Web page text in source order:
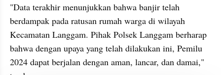
"Data terakhir menunjukkan bahwa banjir telah
berdampak pada ratusan rumah warga di wilayah
Kecamatan Langgam. Pihak Polsek Langgam berharap
bahwa dengan upaya yang telah dilakukan ini, Pemilu
2024 dapat berjalan dengan aman, lancar, dan damai,"